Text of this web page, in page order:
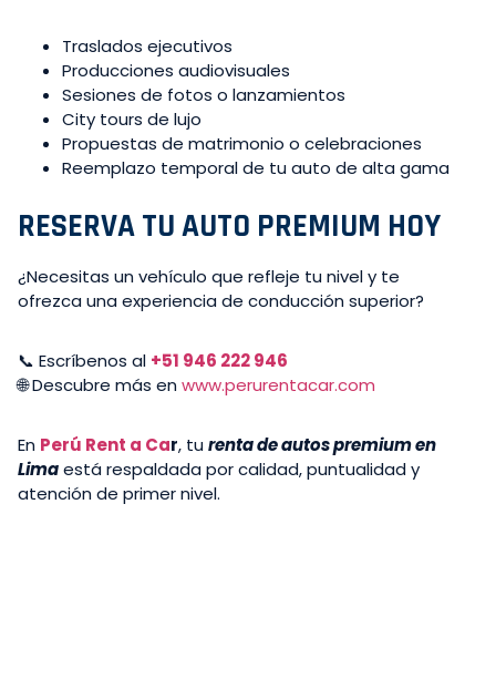
Traslados ejecutivos
Producciones audiovisuales
Sesiones de fotos o lanzamientos
City tours de lujo
Propuestas de matrimonio o celebraciones
Reemplazo temporal de tu auto de alta gama
RESERVA TU AUTO PREMIUM HOY
¿Necesitas un vehículo que refleje tu nivel y te
ofrezca una experiencia de conducción superior?
📞 Escríbenos al +51 946 222 946
🌐 Descubre más enwww.perurentacar.com
En Perú Rent a Car, turenta de autos premium en
Limaestá respaldada por calidad, puntualidad y
atención de primer nivel.